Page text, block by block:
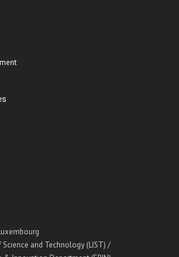
and Technology (LIST) /